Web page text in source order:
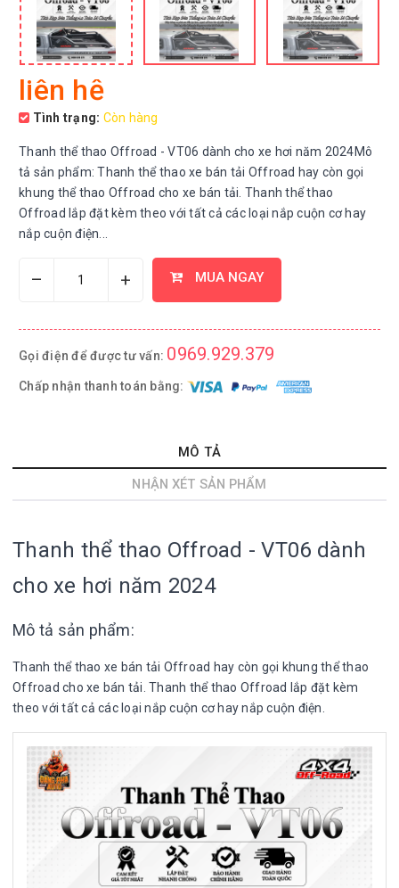
liên hệ
Tình trạng: Còn hàng
Thanh thể thao Offroad - VT06 dành cho xe hơi năm 2024Mô
tả sản phẩm: Thanh thể thao xe bán tải Offroad hay còn gọi
khung thể thao Offroad cho xe bán tải. Thanh thể thao
Offroad lắp đặt kèm theo với tất cả các loại nắp cuộn cơ hay
nắp cuộn điện...
– + MUA NGAY
Gọi điện để được tư vấn: 0969.929.379
Chấp nhận thanh toán bằng:
MÔ TẢ
NHẬN XÉT SẢN PHẨM
Thanh thể thao Offroad - VT06 dành
cho xe hơi năm 2024
Mô tả sản phẩm:
Thanh thể thao xe bán tải Offroad hay còn gọi khung thể thao
Offroad cho xe bán tải. Thanh thể thao Offroad lắp đặt kèm
theo với tất cả các loại nắp cuộn cơ hay nắp cuộn điện.